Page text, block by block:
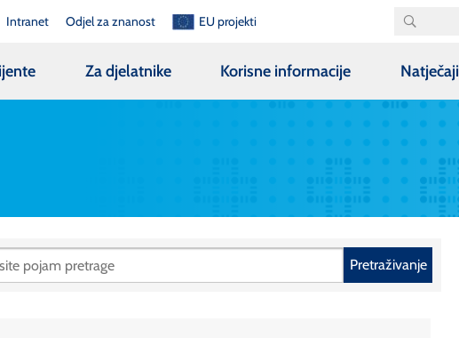
Intranet Odjel za znanost EU projekti
Za djelatnike Korisne informacije Natječaji
Pretraživanje